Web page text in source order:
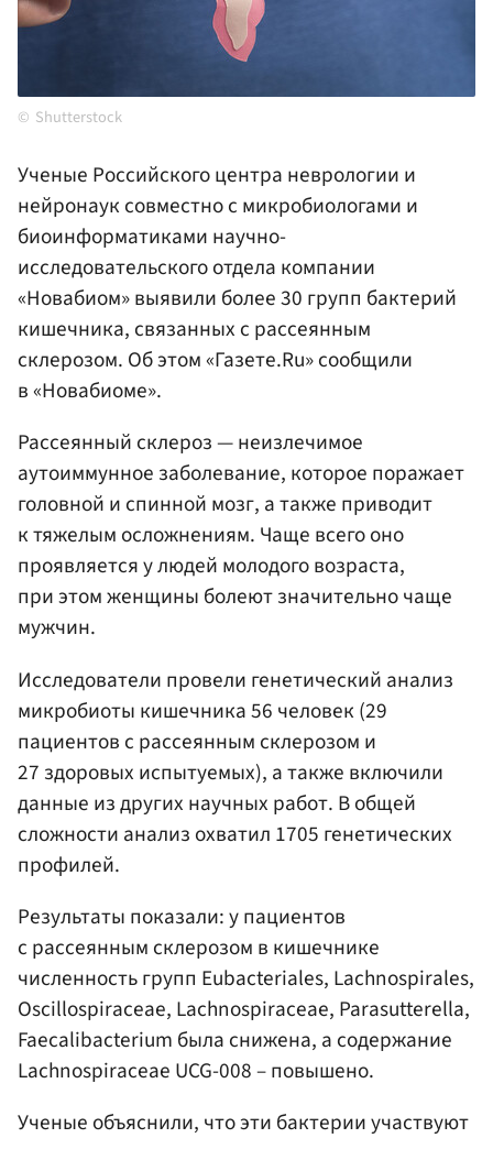
Shutterstock
Ученые Российского центра неврологии и
нейронаук совместно с микробиологами и
биоинформатиками научно-
исследовательского отдела компании
«Новабиом» выявили более 30 групп бактерий
кишечника, связанных с рассеянным
склерозом. Об этом «Газете.Ru» сообщили
в «Новабиоме».
Рассеянный склероз — неизлечимое
аутоиммунное заболевание, которое поражает
головной и спинной мозг, а также приводит
к тяжелым осложнениям. Чаще всего оно
проявляется у людей молодого возраста,
при этом женщины болеют значительно чаще
мужчин.
Исследователи провели генетический анализ
микробиоты кишечника 56 человек (29
пациентов с рассеянным склерозом и
27 здоровых испытуемых), а также включили
данные из других научных работ. В общей
сложности анализ охватил 1705 генетических
профилей.
Результаты показали: у пациентов
с рассеянным склерозом в кишечнике
численность групп Eubacteriales, Lachnospirales,
Oscillospiraceae, Lachnospiraceae, Parasutterella,
Faecalibacterium была снижена, а содержание
Lachnospiraceae UCG-008 – повышено.
Ученые объяснили, что эти бактерии участвуют